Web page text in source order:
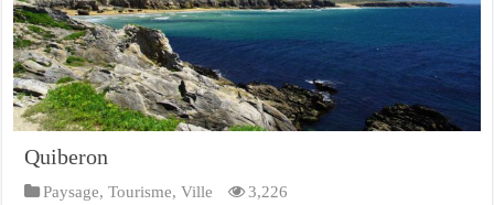
Quiberon
Paysage,Tourisme,Ville 3,226